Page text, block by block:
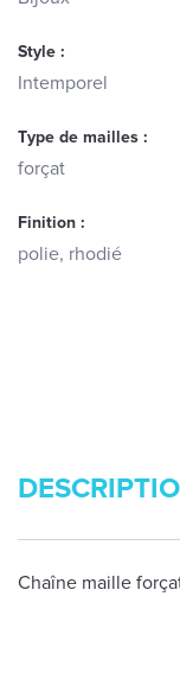
Style :
Intemporel
Type de mailles :
forçat
Finition :
polie, rhodié
Chaîne maille